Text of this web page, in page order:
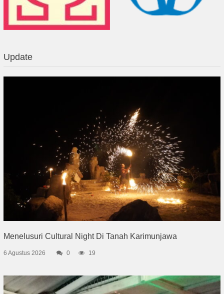
Update
Menelusuri Cultural Night Di Tanah Karimunjawa
6 Agustus 2026 0 19